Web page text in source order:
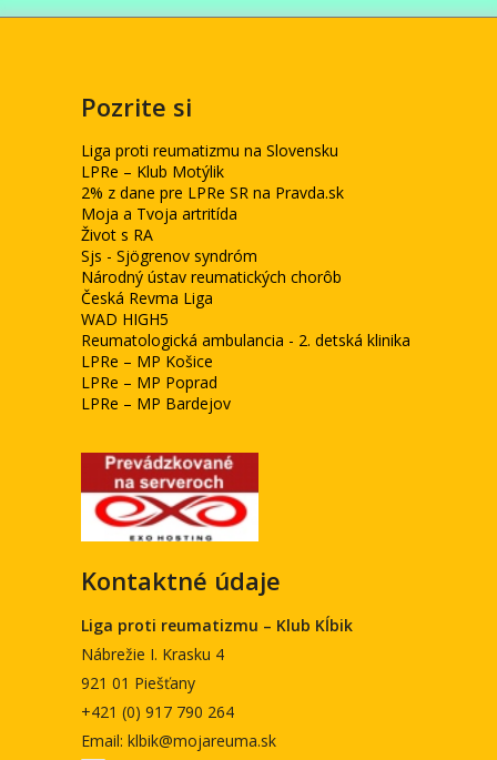
Pozrite si
Liga proti reumatizmu na Slovensku
LPRe – Klub Motýlik
2% z dane pre LPRe SR na Pravda.sk
Moja a Tvoja artritída
Život s RA
Sjs - Sjögrenov syndróm
Národný ústav reumatických chorôb
Česká Revma Liga
WAD HIGH5
Reumatologická ambulancia - 2. detská klinika
LPRe – MP Košice
LPRe – MP Poprad
LPRe – MP Bardejov
Kontaktné údaje
Liga proti reumatizmu – Klub Kĺbik
Nábrežie I. Krasku 4
921 01 Piešťany
+421 (0) 917 790 264
Email: klbik@mojareuma.sk